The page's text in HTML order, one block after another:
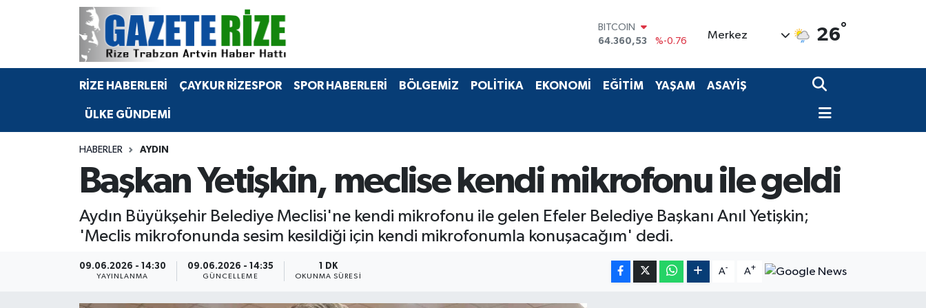
BITCOIN
64.360,53
%-0.76
47,7069
%0.17
EURO
13.887
%64
Merkez 26°
RİZE HABERLERİ ÇAYKUR RİZESPOR SPOR HABERLERİ BÖLGEMİZ POLİTİKA EKONOMİ EĞİTİM YAŞAM ASAYİŞ
ÜLKE GÜNDEMİ
HABERLER AYDIN
Başkan Yetişkin, meclise kendi mikrofonu ile geldi
Aydın Büyükşehir Belediye Meclisi'ne kendi mikrofonu ile gelen Efeler Belediye Başkanı Anıl Yetişkin;
'Meclis mikrofonunda sesim kesildiği için kendi mikrofonumla konuşacağım' dedi.
09.06.2026 - 14:30
YAYINLANMA
09.06.2026 - 14:35
GÜNCELLEME
1 DK
OKUNMA SÜRESI
A- A+
BÖLGEMİZ
Bilim Teknoloji
Advertising news
Merkez Nöbetçi Eczaneler
Merkez Hava Durumu
Merkez Trafik Yoğunluk Haritası
Tüm Manşetler
Son Dakika Haberleri
Haber Arşivi